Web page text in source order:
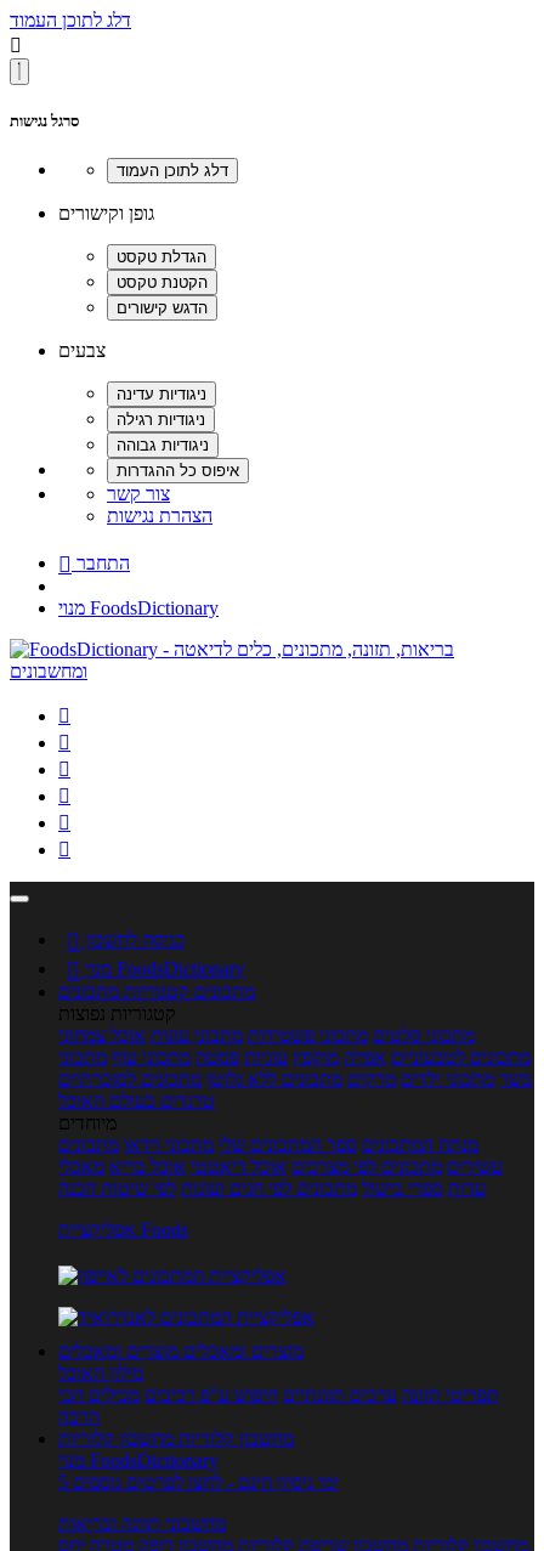
דלג לתוכן העמוד

סרגל נגישות
גופן וקישורים
צבעים
צור קשר
הצהרת נגישות
 התחבר
מנוי FoodsDictionary






 כניסה לחשבון

מנוי FoodsDictionary
מתכונים קטגוריות מתכונים
קטגוריות נפוצות
מתכוני סלטים מתכוני פשטידות מתכוני עוגות אוכל צמחוני
מתכונים לטבעוניים אפייה מוקפץ עוגיות פסטה מתכוני עוף מתכוני
בשר מתכוני ילדים מרקים מתכונים ללא גלוטן מתכונים לסוכרתיים
טרנדים בעולם האוכל
מיוחדים
מנתח המתכונים ספר המתכונים שלי מתכוני וידאו מתכונים
עשירים מתכונים לפי מצרכים אוכל דיאטטי אוכל בריא מאכלי
עדות ספרי בישול מתכונים לפי חגים ועונות לפי שיטות הכנה
אפליקציית Foods
מוצרים ומאכלים מוצרים ומאכלים
מילון האוכל
תפריטי תזונה ערכים תזונתיים חיפוש ע"פ רכיבים מכילים הכי
הרבה
מחשבון קלוריות מחשבון קלוריות
מנוי FoodsDictionary
5 ימי ניסיון חינם - לחצו לפרטים נוספים
מחשבוני תזונה ובריאות
מחשבון קלוריות מחשבון שריפת קלוריות מחשבון דופק מטרה יחס